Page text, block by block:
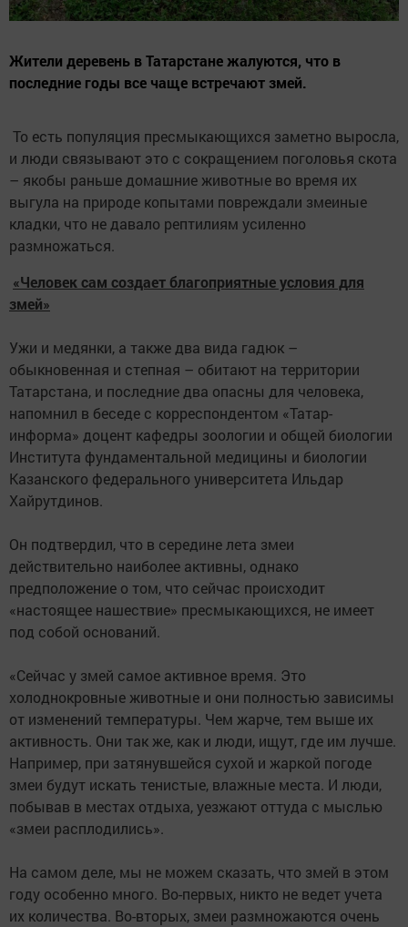
Жители деревень в Татарстане жалуются, что в
последние годы все чаще встречают змей.
То есть популяция пресмыкающихся заметно выросла,
и люди связывают это с сокращением поголовья скота
– якобы раньше домашние животные во время их
выгула на природе копытами повреждали змеиные
кладки, что не давало рептилиям усиленно
размножаться.
«Человек сам создает благоприятные условия для
змей»
Ужи и медянки, а также два вида гадюк –
обыкновенная и степная – обитают на территории
Татарстана, и последние два опасны для человека,
напомнил в беседе с корреспондентом «Татар-
информа» доцент кафедры зоологии и общей биологии
Института фундаментальной медицины и биологии
Казанского федерального университета Ильдар
Хайрутдинов.
Он подтвердил, что в середине лета змеи
действительно наиболее активны, однако
предположение о том, что сейчас происходит
«настоящее нашествие» пресмыкающихся, не имеет
под собой оснований.
«Сейчас у змей самое активное время. Это
холоднокровные животные и они полностью зависимы
от изменений температуры. Чем жарче, тем выше их
активность. Они так же, как и люди, ищут, где им лучше.
Например, при затянувшейся сухой и жаркой погоде
змеи будут искать тенистые, влажные места. И люди,
побывав в местах отдыха, уезжают оттуда с мыслью
«змеи расплодились».
На самом деле, мы не можем сказать, что змей в этом
году особенно много. Во-первых, никто не ведет учета
их количества. Во-вторых, змеи размножаются очень